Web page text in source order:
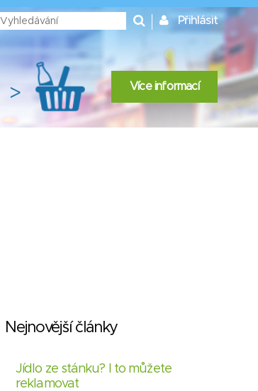
Přihlásit
> Více informací
Nejnovější články
Jídlo ze stánku? I to můžete
reklamovat